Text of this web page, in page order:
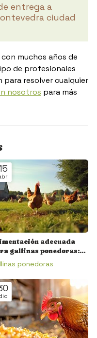
entrega a
ciudad
muchos años de
de profesionales
resolver cualquier
nosotros para más
adecuada
gallinas ponedoras:
para huevos de
ponedoras